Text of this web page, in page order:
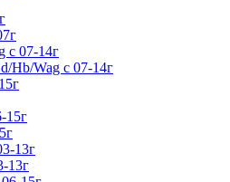
с 07-14г
Hb/Wag с 07-14г
15г
13г
13г